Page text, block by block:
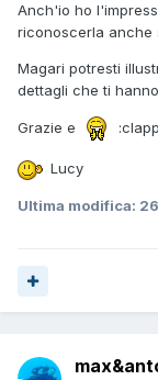
Anch'io ho
riconoscerla anche
Magari potresti
dettagli che ti
Grazie e
Lucy
Ultima modifica: